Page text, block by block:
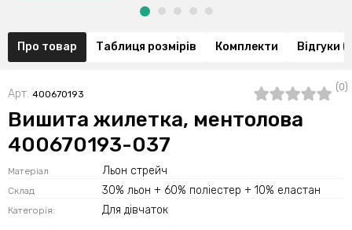
Про товар Таблиця розмірів Комплекти Відгуки
Арт. 400670193
(0)
Вишита жилетка, ментолова
400670193-037
Матеріал Льон стрейч
Склад 30% льон + 60% поліестер + 10% еластан
Категорія: Для дівчаток